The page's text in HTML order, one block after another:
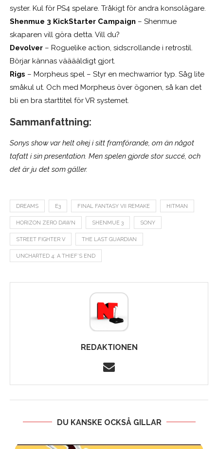
syster. Kul för PS4 spelare. Tråkigt för andra konsolägare.
Shenmue 3 KickStarter Campaign – Shenmue
skaparen vill göra detta. Vill du?
Devolver – Roguelike action, sidscrollande i retrostil.
Börjar kännas vääääldigt gjort.
Rigs – Morpheus spel – Styr en mechwarrior typ. Såg lite
småkul ut. Och med Morpheus över ögonen, så kan det
bli en bra starttitel för VR systemet.
Sammanfattning:
Sonys show var helt okej i sitt framförande, om än något
tafatt i sin presentation. Men spelen gjorde stor succé, och
det är ju det som gäller.
DREAMS E3 FINAL FANTASY VII REMAKE HITMAN
HORIZON ZERO DAWN SHENMUE 3 SONY
STREET FIGHTER V THE LAST GUARDIAN
UNCHARTED 4: A THIEF’S END
REDAKTIONEN
DU KANSKE OCKSÅ GILLAR